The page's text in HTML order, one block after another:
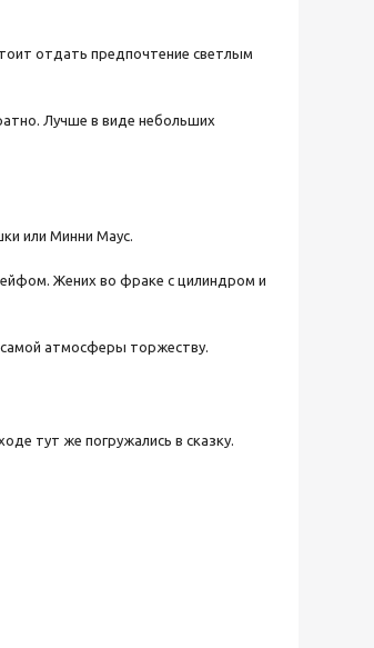
отдать предпочтение светлым
Лучше в виде небольших
или Минни Маус.
Жених во фраке с цилиндром и
атмосферы торжеству.
тут же погружались в сказку.